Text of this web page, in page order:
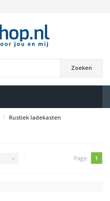
Zoeken
Rustiek ladekasten
Page: 1